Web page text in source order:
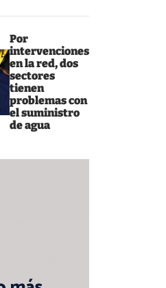
Por
intervenciones
en la red, dos
sectores
tienen
problemas con
el suministro
de agua